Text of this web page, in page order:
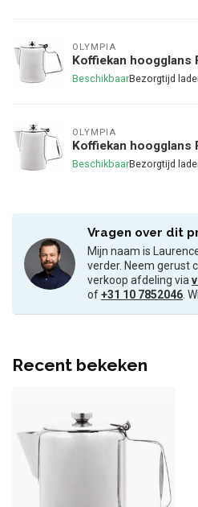
OLYMPIA
Koffiekan hoogglans
Beschikbaar
OLYMPIA
Koffiekan hoogglans
Beschikbaar
Vragen over dit
Mijn naam is
verder. Neem gerust
verkoop afdeling via
of+31 10 7852046.
Recent bekeken